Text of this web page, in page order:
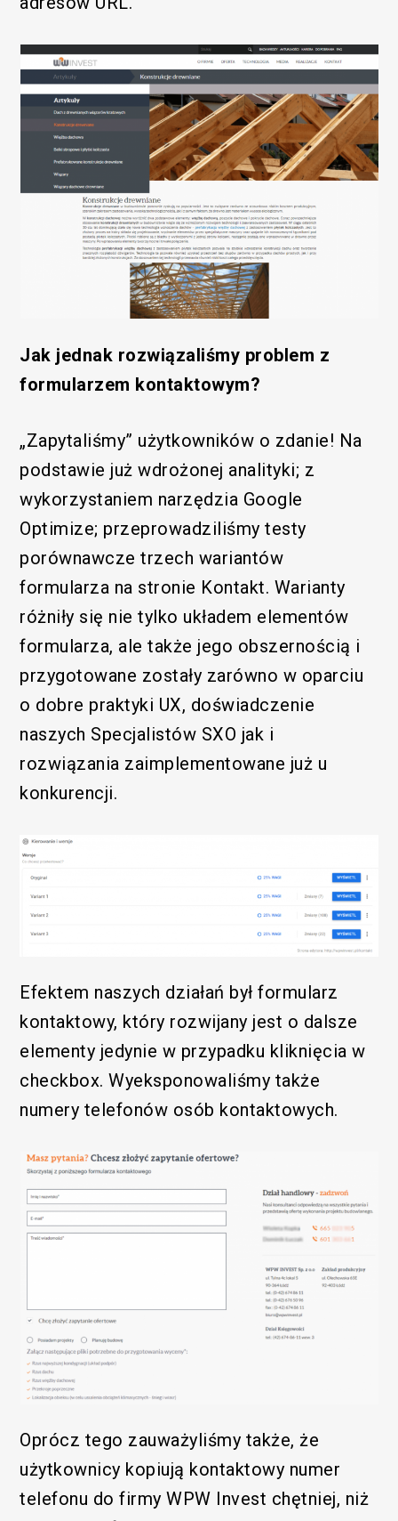
Jak jednak rozwiązaliśmy problem z
formularzem kontaktowym?
„Zapytaliśmy” użytkowników o zdanie! Na
podstawie już wdrożonej analityki; z
wykorzystaniem narzędzia Google
Optimize; przeprowadziliśmy testy
porównawcze trzech wariantów
formularza na stronie Kontakt. Warianty
różniły się nie tylko układem elementów
formularza, ale także jego obszernością i
przygotowane zostały zarówno w oparciu
o dobre praktyki UX, doświadczenie
naszych Specjalistów SXO jak i
rozwiązania zaimplementowane już u
konkurencji.
Efektem naszych działań był formularz
kontaktowy, który rozwijany jest o dalsze
elementy jedynie w przypadku kliknięcia w
checkbox. Wyeksponowaliśmy także
numery telefonów osób kontaktowych.
Oprócz tego zauważyliśmy także, że
użytkownicy kopiują kontaktowy numer
telefonu do firmy WPW Invest chętniej, niż